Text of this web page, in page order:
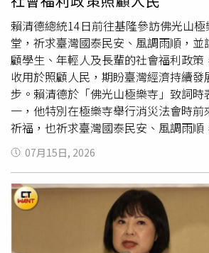
生育。許多人並非不想生，而是在現實
析，台灣長期面臨高房價、薪資成長
輕人即使想組成家庭，也難以負擔購
所需的龐大成本。在經濟條件尚未穩定
沉重負擔，因此不少人選擇延後生育。
了中年、經濟能力較佳時，女性又可能
下降，以及長期工作與生活壓力影響
低。部分夫妻因此必須尋求人工生殖技
同樣需要投入大量時間與金錢，進一
少子化問題陷入惡性循環。李茂盛直
本改善生育環境，今年新生兒人數恐跌
生人口持續減少，不僅意味著未來勞動
輕世代將承受更大的經濟與社會壓力
的影響不只是人口數量下降，未來缺
從產業發展、社會福利到整體經濟結
賴清德總統14日前往基隆參訪佛光山
堂，祈求臺灣國泰民安、風調雨順，
顧學生、年輕人及長輩的社會福利政策
收用於照顧人民，期盼臺灣經濟持續發
步。賴清德於「佛光山極樂寺」致詞時
一，他特別在極樂寺舉行消災法會時
祈福，也祈求臺灣國泰民安、風調雨順
節有慶，大家都能闔家平安。賴清德
一生致力推動人間佛教，並在文化、
等領域奉獻良多。極樂寺秉持星雲大師
益、護持佛法及宣揚佛教，也成為基隆
老幼都能前來禮佛、共修及參與公益
神落實於日常生活，令人敬佩。賴清
市長期間經常前往佛光山南台別院禮
07月15日, 2026